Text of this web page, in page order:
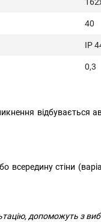
40
IP
0,3
відбувається
всередину стіни
допоможуть з